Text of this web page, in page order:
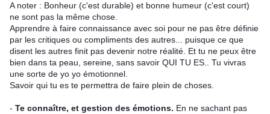
A noter : Bonheur (c'est durable) et bonne humeur (c'est court)
ne sont pas la même chose.
Apprendre à faire connaissance avec soi pour ne pas être définie
par les critiques ou compliments des autres... puisque ce que
disent les autres finit pas devenir notre réalité. Et tu ne peux être
bien dans ta peau, sereine, sans savoir QUI TU ES.. Tu vivras
une sorte de yo yo émotionnel.
Savoir qui tu es te permettra de faire plein de choses.
- Te connaître, et gestion des émotions. En ne sachant pas